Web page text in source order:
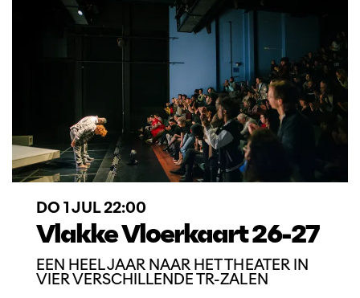
Vlakke Vloerkaart 26-27
EEN HEEL JAAR NAAR HET THEATER IN
VIER VERSCHILLENDE TR-ZALEN
DO 1 JUL22:00